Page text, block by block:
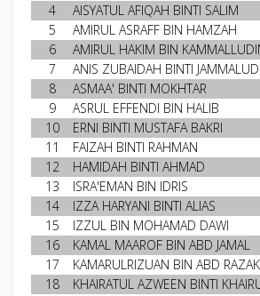
4
AISYATUL AFIQAH BINTI SALIM
5
AMIRUL ASRAFF BIN HAMZAH
6
AMIRUL HAKIM BIN
7
ANIS ZUBAIDAH BINTI
8
ASMAA' BINTI MOKHTAR
9
ASRUL EFFENDI BIN HALIB
10
ERNI BINTI MUSTAFA BAKRI
11
FAIZAH BINTI RAHMAN
12
HAMIDAH BINTI AHMAD
13
ISRA'EMAN BIN IDRIS
14
IZZA HARYANI BINTI ALIAS
15
IZZUL BIN MOHAMAD DAWI
16
KAMAL MAAROF BIN ABD JAMAL
17
KAMARULRIZUAN BIN ABD RAZAK
18
KHAIRATUL AZWEEN BINTI